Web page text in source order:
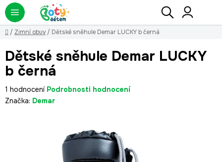
Přejít
na
obsah
Hledat
Domů
/ Zimní obuv / Dětské sněhule Demar LUCKY b černá
Dětské sněhule Demar LUCKY
b černá
Průměrné
hodnocení
1 hodnocení Podrobnosti hodnocení
Značka: Demar